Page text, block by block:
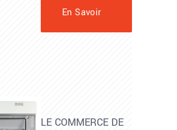
En Savoir
LE COMMERCE DE